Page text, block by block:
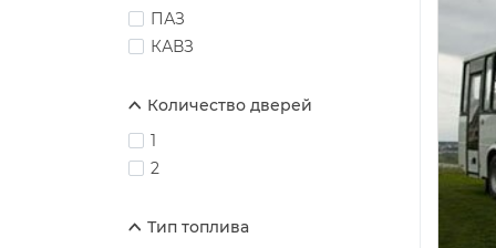
ПАЗ
КАВЗ
Количество дверей
1
2
Тип топлива